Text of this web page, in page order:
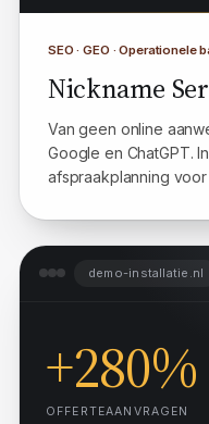
Afspraken automatisch
SEO · GEO · Operationele
Nickname
Van geen online
Google en ChatGPT.
+280%